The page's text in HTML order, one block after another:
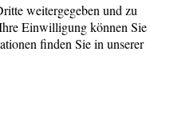
weitergegeben und zu
Einwilligung können Sie
finden Sie in unserer